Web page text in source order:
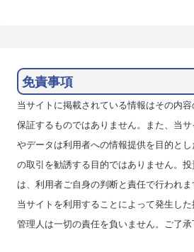
免責事項
当サイトに掲載されている情報はその内
保証するものではありません。また、当
やデータは利用者への情報提供を目的と
の取引を勧誘する目的ではありません。
は、利用者ご自身の判断と責任で行われま
当サイトを利用することによって発生した
管理人は一切の責任を負いません。ご了承